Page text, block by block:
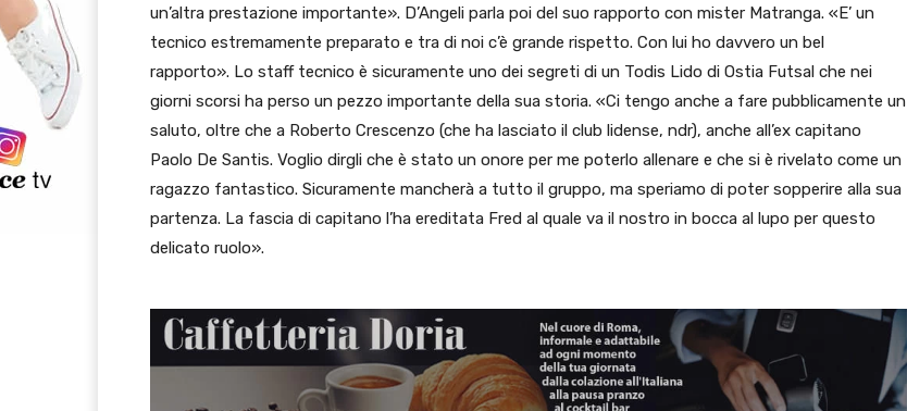
un’altra prestazione importante». D’Angeli parla poi del suo rapporto con mister Matranga. «E’ un
tecnico estremamente preparato e tra di noi c’è grande rispetto. Con lui ho davvero un bel
rapporto». Lo staff tecnico è sicuramente uno dei segreti di un Todis Lido di Ostia Futsal che nei
giorni scorsi ha perso un pezzo importante della sua storia. «Ci tengo anche a fare pubblicamente un
saluto, oltre che a Roberto Crescenzo (che ha lasciato il club lidense, ndr), anche all’ex capitano
Paolo De Santis. Voglio dirgli che è stato un onore per me poterlo allenare e che si è rivelato come un
ragazzo fantastico. Sicuramente mancherà a tutto il gruppo, ma speriamo di poter sopperire alla sua
partenza. La fascia di capitano l’ha ereditata Fred al quale va il nostro in bocca al lupo per questo
delicato ruolo».